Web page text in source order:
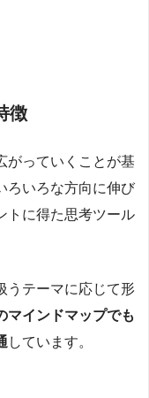
徴
がっていくことが基
ろいろな方向に伸び
トに得た思考ツール
うテーマに応じて形
マインドマップでも
しています。